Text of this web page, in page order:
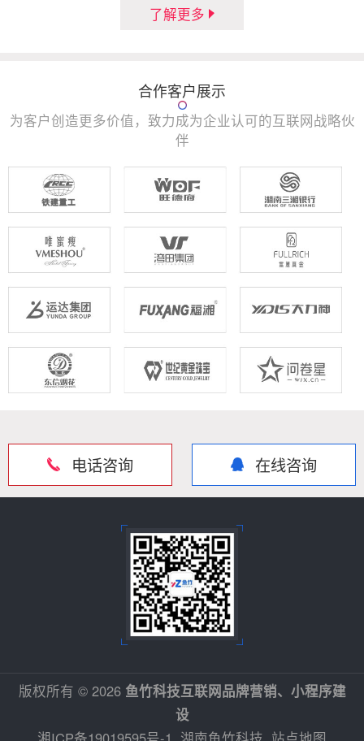
了解更多
合作客户展示
为客户创造更多价值，致力成为企业认可的互联网战略伙
伴
电话咨询 在线咨询
版权所有 © 2026 鱼竹科技互联网品牌营销、小程序建
设